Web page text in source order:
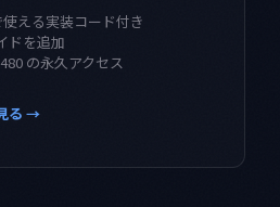
える実装コード付き
ドを追加
の永久アクセス
る →